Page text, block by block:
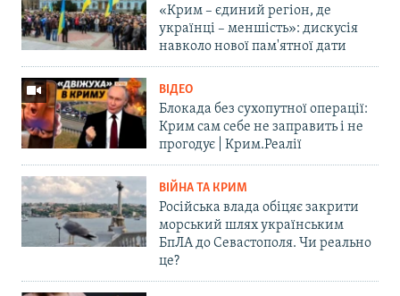
«Крим – єдиний регіон, де
українці – меншість»: дискусія
навколо нової пам'ятної дати
ВІДЕО
Блокада без сухопутної операції:
Крим сам себе не заправить і не
прогодує | Крим.Реалії
ВІЙНА ТА КРИМ
Російська влада обіцяє закрити
морський шлях українським
БпЛА до Севастополя. Чи реально
це?